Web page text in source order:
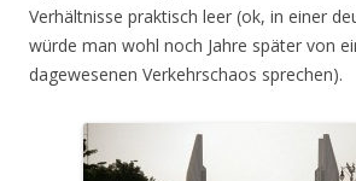
Verhältnisse praktisch leer (ok, in einer
würde man wohl noch Jahre später von
dagewesenen Verkehrschaos sprechen).